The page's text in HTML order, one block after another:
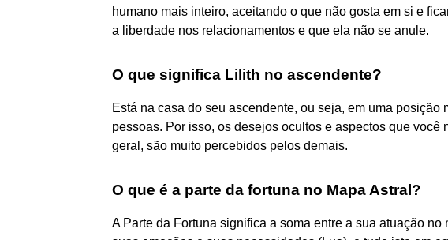
humano mais inteiro, aceitando o que não gosta em si e
a liberdade nos relacionamentos e que ela não se anule.
O que significa Lilith no ascendente?
Está na casa do seu ascendente, ou seja, em uma posição
pessoas. Por isso, os desejos ocultos e aspectos que você
geral, são muito percebidos pelos demais.
O que é a parte da fortuna no Mapa Astral?
A Parte da Fortuna significa a soma entre a sua atuação